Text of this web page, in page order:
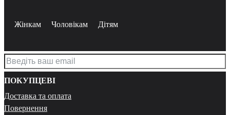
Жінкам Чоловікам Дітям
ПОКУПЦЕВІ
Доставка та оплата
Повернення